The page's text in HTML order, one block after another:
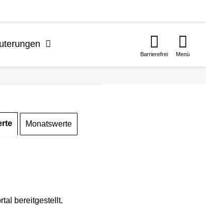
Barrierefrei Menü
Monatswerte
bereitgestellt.